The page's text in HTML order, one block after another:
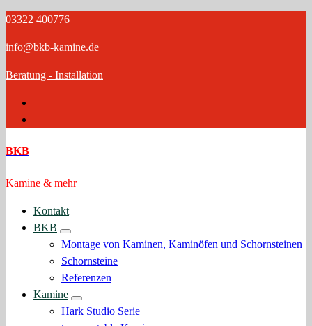
Zum
springen
03322 400776
info@bkb-kamine.de
Beratung - Installation
BKB
Kamine & mehr
Kontakt
BKB
Montage von Kaminen, Kaminöfen und Schornsteinen
Schornsteine
Referenzen
Kamine
Hark Studio Serie